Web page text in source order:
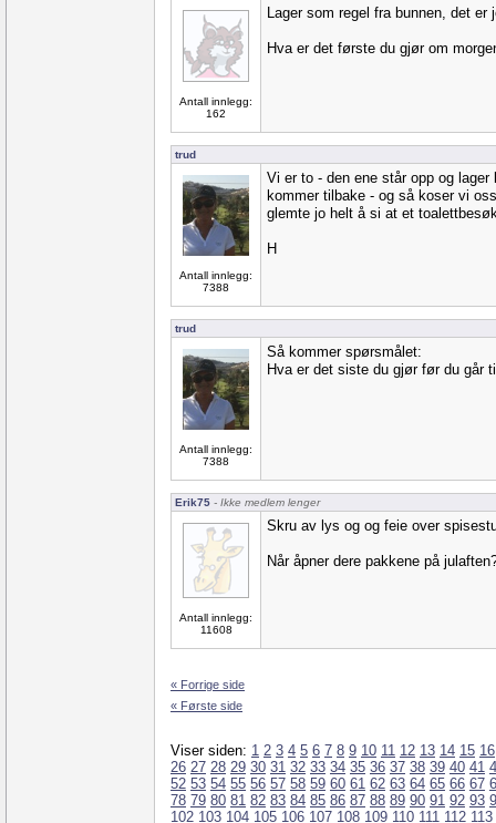
Antall innlegg:
162
Lager som regel fra bunnen, det er
Hva er det første du gjør om
trud
Antall innlegg:
7388
Vi er to - den ene står opp og
kommer tilbake - og så koser vi
glemte jo helt å si at et
H
trud
Antall innlegg:
7388
Så kommer spørsmålet:
Hva er det siste du gjør før du går
Erik75 - Ikke medlem lenger
Antall innlegg:
11608
Skru av lys og og feie over
Når åpner dere pakkene på
« Forrige side
« Første side
Viser siden: 1 2 3 4 5 6 7 8 9 10 11 12 13 14 15 16
26 27 28 29 30 31 32 33 34 35 36 37 38 39 40 41
52 53 54 55 56 57 58 59 60 61 62 63 64 65 66 67
78 79 80 81 82 83 84 85 86 87 88 89 90 91 92 93
102 103 104 105 106 107 108 109 110 111 112 113